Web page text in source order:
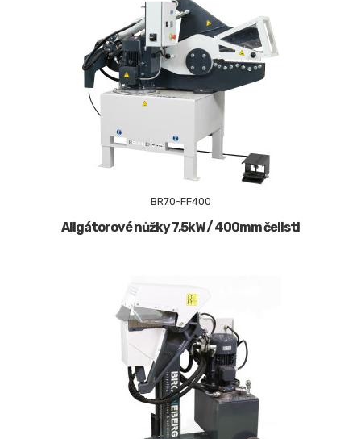
BR70-FF400
Aligátorové nůžky 7,5kW / 400mm čelisti